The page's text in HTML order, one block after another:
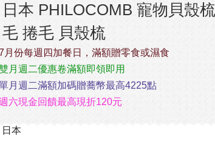
日本 PHILOCOMB 寵物貝殼
毛 捲毛 貝殼梳
7月份每週四加餐日，滿額贈零食或濕食
月週二優惠卷滿額即領即用
單月週二滿額加碼贈蕎幣最高4225點
週六現金回饋最高現折120元
日本